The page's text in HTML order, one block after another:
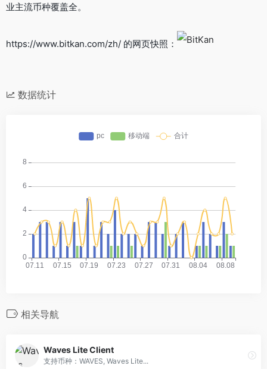
业主流币种覆盖全。
https://www.bitkan.com/zh/ 的网页快照：
数据统计
相关导航
Waves Lite Client
支持币种：WAVES, Waves Lite...